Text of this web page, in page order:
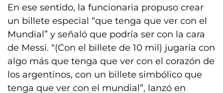
En ese sentido, la funcionaria propuso crear
un billete especial “que tenga que ver con el
Mundial” y señaló que podría ser con la cara
de Messi. “(Con el billete de 10 mil) jugaría con
algo más que tenga que ver con el corazón de
los argentinos, con un billete simbólico que
tenga que ver con el mundial”, lanzó en